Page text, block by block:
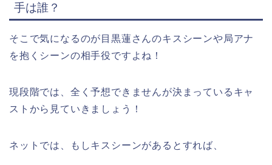
手は誰？
そこで気になるのが目黒蓮さんのキスシーンや局アナ
を抱くシーンの相手役ですよね！
現段階では、全く予想できませんが決まっているキャ
ストから見ていきましょう！
ネットでは、もしキスシーンがあるとすれば、